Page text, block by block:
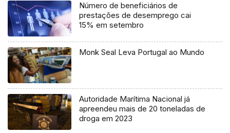
Número de beneficiários de
prestações de desemprego cai
15% em setembro
Monk Seal Leva Portugal ao Mundo
Autoridade Marítima Nacional já
apreendeu mais de 20 toneladas de
droga em 2023